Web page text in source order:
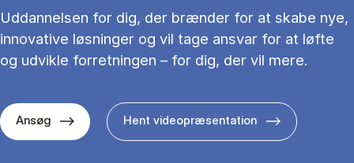
Uddannelsen for dig, der brænder for at skabe nye,
innovative løsninger og vil tage ansvar for at løfte
og udvikle forretningen – for dig, der vil mere.
Ansøg Hent videopræsentation